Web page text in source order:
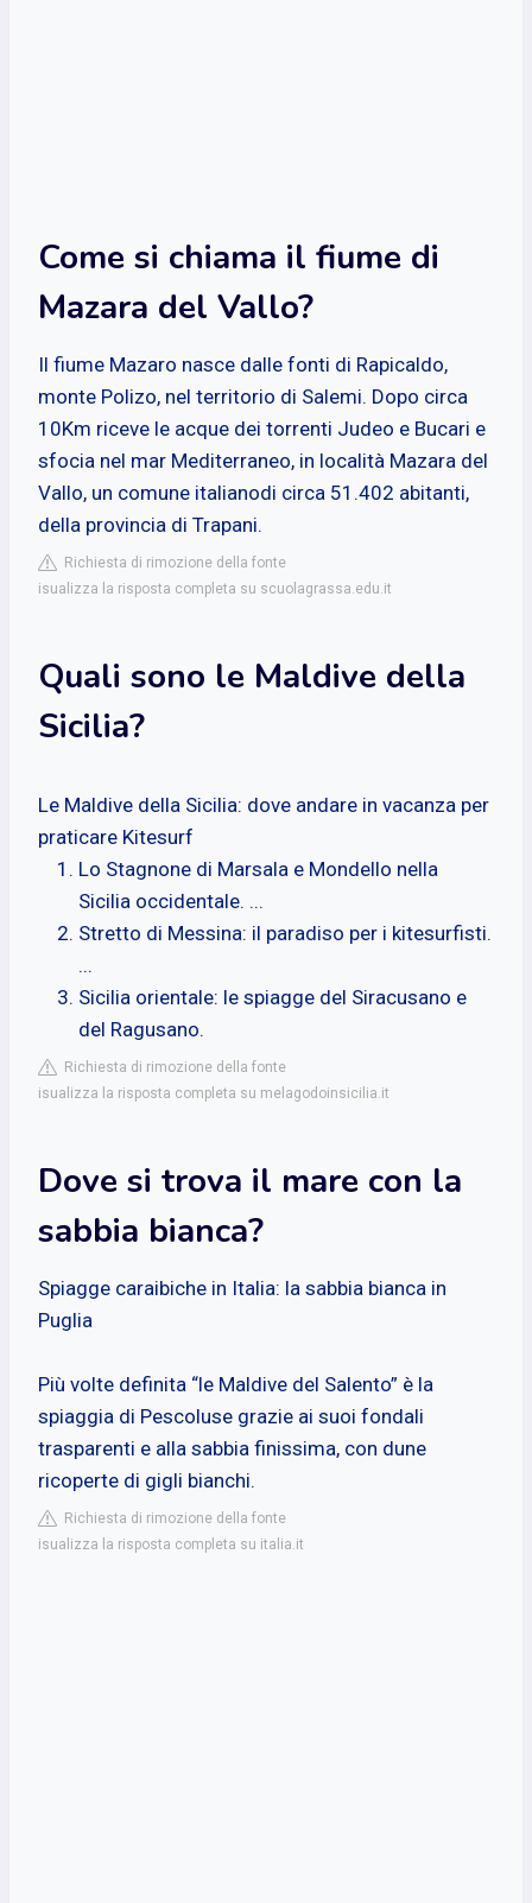
Come si chiama il fiume di
Mazara del Vallo?
Il fiume Mazaro nasce dalle fonti di Rapicaldo,
monte Polizo, nel territorio di Salemi. Dopo circa
10Km riceve le acque dei torrenti Judeo e Bucari e
sfocia nel mar Mediterraneo, in località Mazara del
Vallo, un comune italianodi circa 51.402 abitanti,
della provincia di Trapani.
Richiesta di rimozione della fonte
isualizza la risposta completa su scuolagrassa.edu.it
Quali sono le Maldive della
Sicilia?
Le Maldive della Sicilia: dove andare in vacanza per
praticare Kitesurf
Lo Stagnone di Marsala e Mondello nella
Sicilia occidentale. ...
Stretto di Messina: il paradiso per i kitesurfisti.
...
Sicilia orientale: le spiagge del Siracusano e
del Ragusano.
Richiesta di rimozione della fonte
isualizza la risposta completa su melagodoinsicilia.it
Dove si trova il mare con la
sabbia bianca?
Spiagge caraibiche in Italia: la sabbia bianca in
Puglia
Più volte definita “le Maldive del Salento” è la
spiaggia di Pescoluse grazie ai suoi fondali
trasparenti e alla sabbia finissima, con dune
ricoperte di gigli bianchi.
Richiesta di rimozione della fonte
isualizza la risposta completa su italia.it